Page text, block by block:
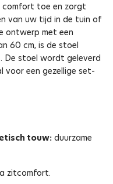
comfort toe en zorgt
van uw tijd in de tuin of
ontwerp met een
60 cm, is de stoel
De stoel wordt geleverd
voor een gezellige set-
touw: duurzame
zitcomfort.